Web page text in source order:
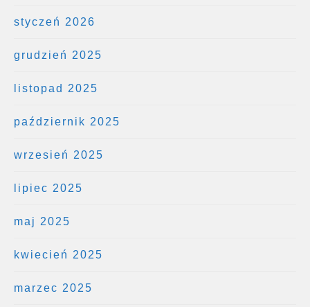
styczeń 2026
grudzień 2025
listopad 2025
październik 2025
wrzesień 2025
lipiec 2025
maj 2025
kwiecień 2025
marzec 2025